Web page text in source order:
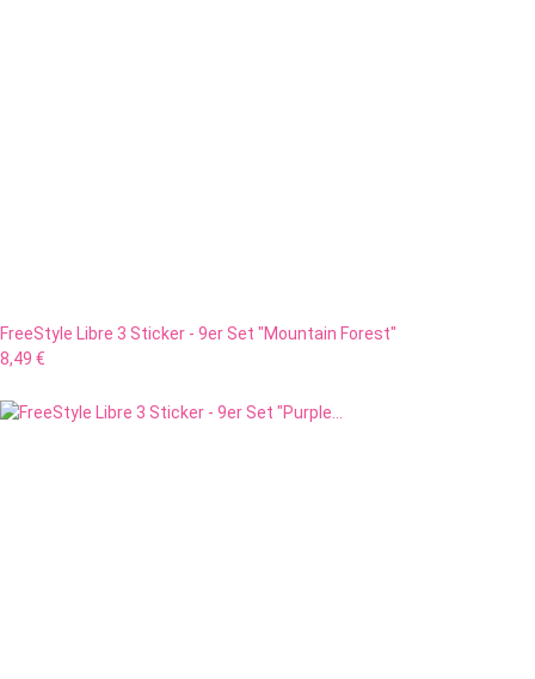
FreeStyle Libre 3 Sticker - 9er Set "Mountain Forest"
8,49 €